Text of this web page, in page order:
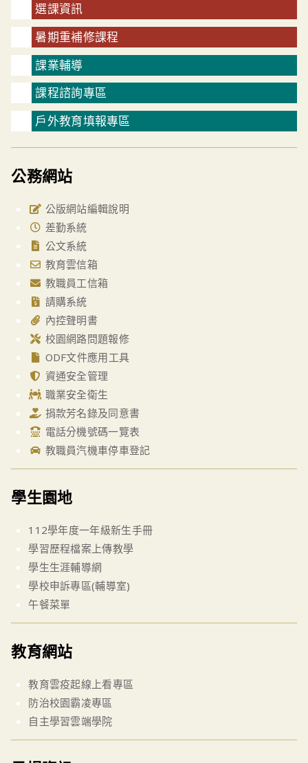
選課資訊
暑期重補修課程
課業輔導
課程諮詢專區
戶外教育填報專區
公務網站
公版網站編輯說明
差勤系統
公文系統
教育雲信箱
教職員工信箱
請購系統
內控聲明書
校園網路問題報修
ODF文件應用工具
資通安全管理
職業安全衛生
捐款芳名錄及同意書
電話分機號碼一覽表
教職員汽機車停車登記
學生園地
112學年度一年級新生手冊
學習歷程檔案上傳教學
學生生涯輔導網
學校申訴專區(輔導室)
午餐菜單
教育網站
教育雲疫起線上看專區
防治校園霸凌專區
自主學習雲端學院